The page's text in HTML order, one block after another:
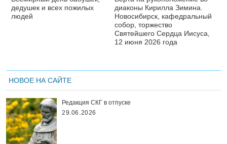
дедушек и всех пожилых
людей
диаконы Кирилла Зимина.
Новосибирск, кафедральный
собор, торжество
Святейшего Сердца Иисуса,
12 июня 2026 года
НОВОЕ НА САЙТЕ
Редакция СКГ в отпуске
29.06.2026